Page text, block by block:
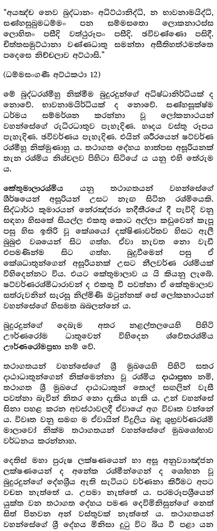
“අයඤ්ච නෙව බුද්ධානං අධිට්ඨානිද්ධි, න භාවනාමයිද්ධි,
සණ්හසුඛුමධම්මං පන සම්මසතො ලොකනාථස්ස
ලොහිතං පසීදි වත්ථුරූපං පසීදි. ඡවිවණ්ණො පසිදී.
චිත්තසමුට්ඨානා වණ්ණධාතු සමන්තා අසීතිහත්ථමත්තෙ
පදෙසෙ නිච්චලාව අට්ඨාසි.”
(ධම්මසංගණී අට්ඨකථා 12)
මේ බුද්ධරශ්මීහු නික්මීම බුදුරදුන්ගේ අධිෂ්ධානිර්ධියක් ද
නොවේ. භාවනාමයිර්ධියක් ද නොවේ. සණ්හසූක්ෂ්ම
ධර්මය සම්මර්ශන කරන්නා වූ ලෝකනාථයන්
වහන්සේගේ රුධිරධාතුව පැහැදිණ. හෘදය වස්තු රූපය
පැහැදිණ. ඡවිවර්ණය පැහැදිණ. එයින් ශරීරයෙන් ෂට්වර්ණ
රශ්මීහූ නික්මුණාහු ය. තථාගත දේහය හාත්පස අසූරියනක්
තැන රශ්මිය නිශ්චලව පිහිටා සිටියේ ය යනු එහි තේරුම
ය.
කේතුමාලාරශ්මිය යනු තථාගතයන් වහන්සේගේ
ශීර්ෂයෙන් අසූරියන් උසට නැඟ සිටින රශ්මියෙකි.
සිද්ධාර්ථ කුමාරයන් නේරඤ්ජරා නදීතීරයේ දී පැවිදි වනු
සඳහා හිසකේ සියල්ල එකතු කොට අල්ලා කඩුවෙන් කැපූ
පසු හිස ඉතිරි වූ කේශයෝ දක්ෂිණාවර්තව හිසට ඇලී
බුබුළු වශයෙන් සිට ගත්හ. ඒවා නැවත නො වැඩී
එපමණින්ම සිට ගත්හ. බුදුවීමෙන් පසු ඒ
කේශධාතුන්ගෙන් අසූරියනක් උසට නීලවර්ණ රශ්මියක්
විහිදෙන්නට විය. එයට කේතුමාලාව ය යි කියනු ලැබේ.
ෂට්වර්ණරශ්මිධාරාවන් ද එකතු වී පවත්නා ඒ කේතුමාලාව
සත්රුවනින් සැරසූ නිල්මිණි ඔටුන්නක් සේ ලෝකනාථයන්
වහන්සේගේ හිසමත බබලන්නේ ය.
බුදුරදුන්ගේ දෙබැම අතර නළල්තලයෙහි පිහිටි
ඌර්ණරෝම ධාතුවෙන් විහිදෙන ශ්වේතරශ්මිය
ඌර්ණරෝමප්‍රභානම් වේ.
තථාගතයන් වහන්සේගේ ශ්‍රී මුඛයෙහි පිහිටි සතර
දාඨාධාතුන්ගෙන් නික්මෙන්නා වූ රශ්මිය දාඨාප්‍රභානමි,
තථාගත ශ්‍රී මුඛයේ දාඨාධාතුන් තොල් සඟලින් වැසී
පවත්නා බැවින් නිතර නො දැකිය හැකි ය. උන් වහන්සේ
සිනා පහළ කරන අවස්ථාවලදී ඒවායේ අග විවෘත වන්නේ
ය. විවෘත වනු සමඟ ම ඒවායින් විදුලිය බඳු ශුභ්‍රවර්ණරශ්මි
මාලාවෝ නික්ම තථාගතයන් වහන්සේගේ මුඛශෝභාව
වර්ධනය කරන්නාහ.
දෙතිස් මහා පුරුෂ ලක්ෂණයෙන් හා අසූ අනුව්‍යාඤ්ජන
ලක්ෂණයෙන් ද අනේක රශ්මීන්ගෙන් ද ශෝභන වූ
බුදුරදුන්ගේ දේහශ්‍රීය ඇති සැටියට වර්ණනා කිරීමට අපට
වචන නැත්තේ ය. උපමා නැත්තේ ය. පරමරූපශ්‍රීයෙන්
යුක්ත වන තථාගත දේහය පමණ දෙවිමිනිසුන්ගේ නෙත්
සිත් පිනවන අන් වස්තුවක් නැත්තේ ය. තථාගතයන්
වහන්සේගේ ශ්‍රී දේහය මිනිසා දුටු විට බිය වී පළා යන